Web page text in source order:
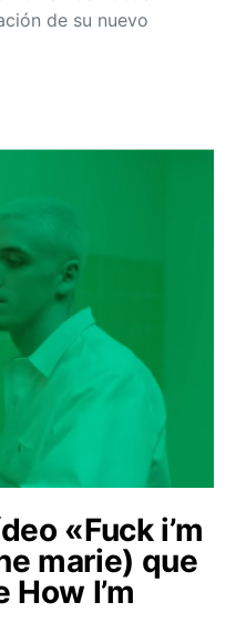
de su nuevo
«Fuck i’m
marie) que
I’m